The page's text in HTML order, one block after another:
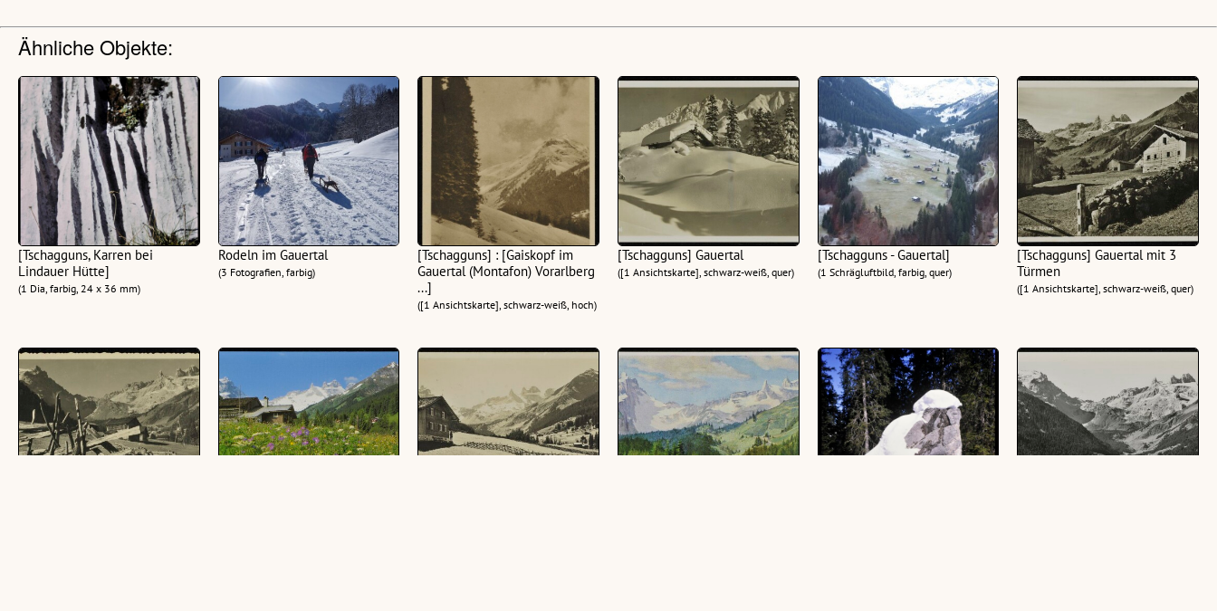
Ähnliche Objekte:
[Tschagguns, Karren bei
Lindauer Hütte]
(1 Dia, farbig, 24 x 36 mm)
Rodeln im Gauertal
(3 Fotografien, farbig)
[Tschagguns] : [Gaiskopf im
Gauertal (Montafon) Vorarlberg
...]
([1 Ansichtskarte], schwarz-weiß, hoch)
[Tschagguns] Gauertal
([1 Ansichtskarte], schwarz-weiß, quer)
[Tschagguns - Gauertal]
(1 Schrägluftbild, farbig, quer)
[Tschagguns] Gauertal mit 3
Türmen
([1 Ansichtskarte], schwarz-weiß, quer)